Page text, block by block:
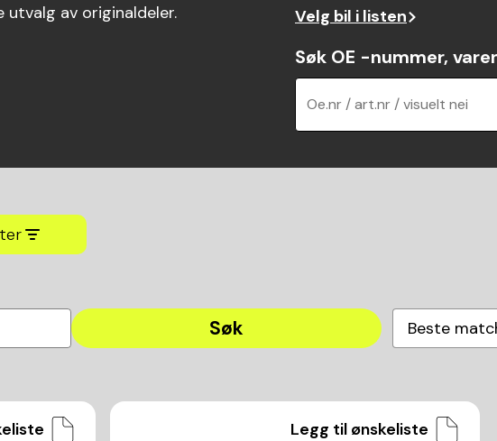
av originaldeler.
Velg bil i listen
Søk OE -nummer,
Oe.nr / art.nr / visuelt nei
Søk Beste
Legg til ønskeliste